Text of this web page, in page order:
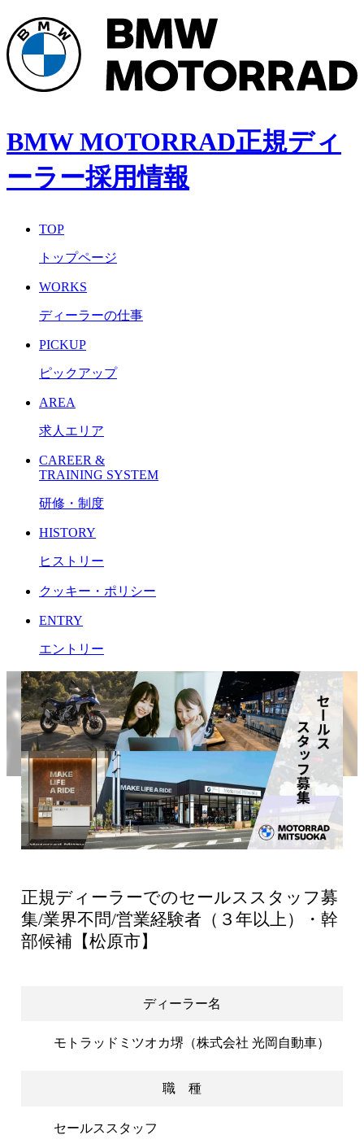
BMW MOTORRAD正規ディ
ーラー採用情報
TOP
トップページ
WORKS
ディーラーの仕事
PICKUP
ピックアップ
AREA
求人エリア
CAREER &
TRAINING SYSTEM
研修・制度
HISTORY
ヒストリー
クッキー・ポリシー
ENTRY
エントリー
正規ディーラーでのセールススタッフ募
集/業界不問/営業経験者（３年以上）・幹
部候補【松原市】
ディーラー名
モトラッドミツオカ堺（株式会社 光岡自動車）
職 種
セールススタッフ